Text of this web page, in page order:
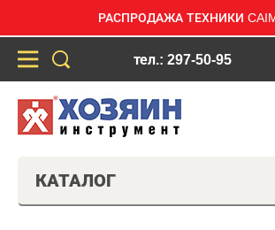
РАСПРОДАЖА ТЕХНИКИ
тел.: 297-50-95
КАТАЛОГ